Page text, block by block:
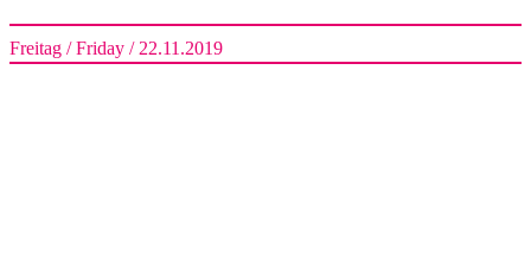
Freitag / Friday / 22.11.2019